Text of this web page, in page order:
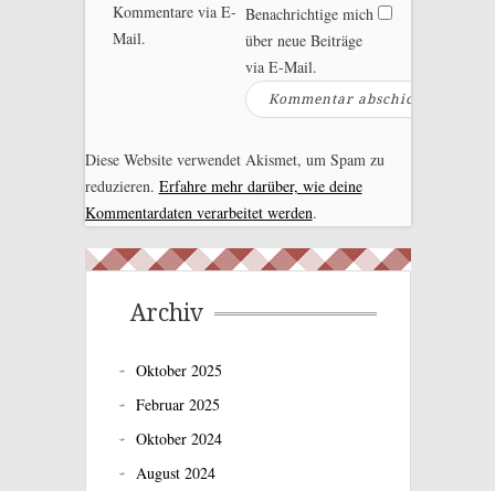
Kommentare via E-
Mail.
Benachrichtige mich
über neue Beiträge
via E-Mail.
Diese Website verwendet Akismet, um Spam zu
reduzieren. Erfahre mehr darüber, wie deine
Kommentardaten verarbeitet werden.
Archiv
Oktober 2025
Februar 2025
Oktober 2024
August 2024